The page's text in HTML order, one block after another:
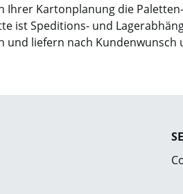
Kartonplanung die
ist Speditions- und
und liefern nach